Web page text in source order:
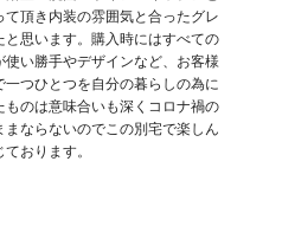
頂き内装の雰囲気と合ったグレ
思います。購入時にはすべての
い勝手やデザインなど、お客様
つひとつを自分の暮らしの為に
のは意味合いも深くコロナ禍の
ならないのでこの別宅で楽しん
おります。